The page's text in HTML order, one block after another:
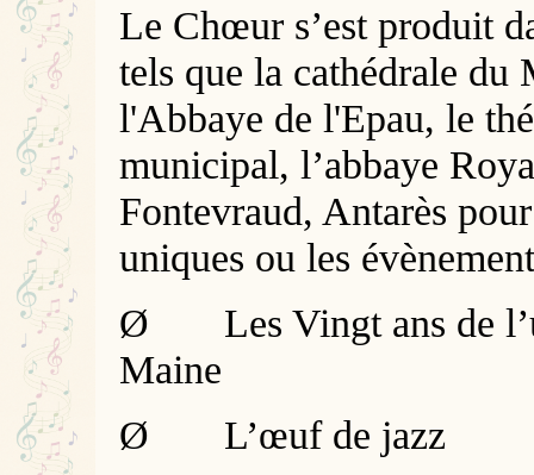
Le Chœur s’est produit
tels que la cathédrale du
l'Abbaye de l'Epau, le
municipal, l’abbaye
Fontevraud, Antarès
uniques ou les
Ø Les Vingt ans de
Maine
Ø L’œuf de jazz